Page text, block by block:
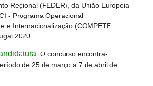
Regional (FEDER), da União Europeia
- Programa Operacional
e Internacionalização (COMPETE
2020.
: O concurso encontra-
de 25 de março a 7 de abril de